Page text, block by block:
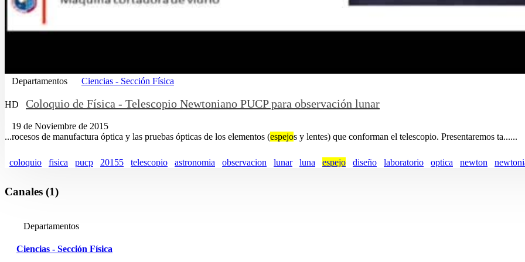
Departamentos Ciencias - Sección Física
HD Coloquio de Física - Telescopio Newtoniano PUCP para observación lunar
19 de Noviembre de 2015
...rocesos de manufactura óptica y las pruebas ópticas de los elementos (espejos y lentes) que conforman el telescopio. Presentaremos ta......
coloquio fisica pucp 20155 telescopio astronomia observacion lunar luna espejo diseño laboratorio optica newton
Canales (1)
Departamentos
Ciencias - Sección Física